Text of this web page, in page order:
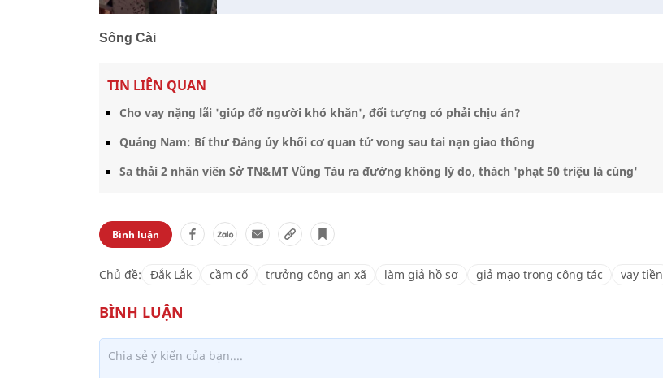
Sông Cài
TIN LIÊN QUAN
Cho vay nặng lãi 'giúp đỡ người khó khăn', đối tượng có phải chịu án?
Quảng Nam: Bí thư Đảng ủy khối cơ quan tử vong sau tai nạn giao thông
Sa thải 2 nhân viên Sở TN&MT Vũng Tàu ra đường không lý do, thách 'phạt 50 triệu là cùng'
Bình luận
Chủ đề: Đắk Lắk cầm cố trưởng công an xã làm giả hồ sơ giả mạo trong công tác vay tiền